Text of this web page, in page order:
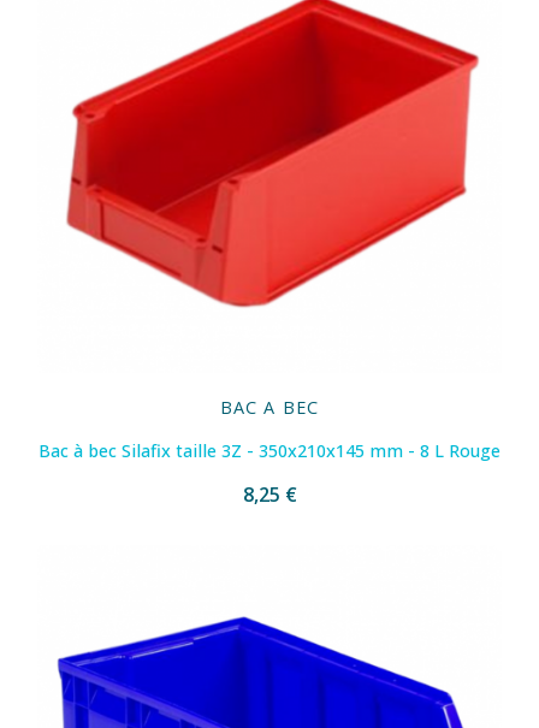
BAC A BEC
Bac à bec Silafix taille 3Z - 350x210x145 mm - 8 L Rouge
8,25 €